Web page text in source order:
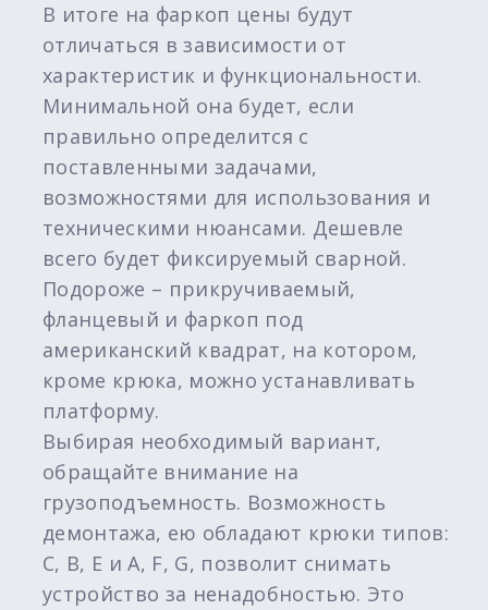
В итоге на фаркоп цены будут
отличаться в зависимости от
характеристик и функциональности.
Минимальной она будет, если
правильно определится с
поставленными задачами,
возможностями для использования и
техническими нюансами. Дешевле
всего будет фиксируемый сварной.
Подороже – прикручиваемый,
фланцевый и фаркоп под
американский квадрат, на котором,
кроме крюка, можно устанавливать
платформу.
Выбирая необходимый вариант,
обращайте внимание на
грузоподъемность. Возможность
демонтажа, ею обладают крюки типов:
C, B, E и A, F, G, позволит снимать
устройство за ненадобностью. Это